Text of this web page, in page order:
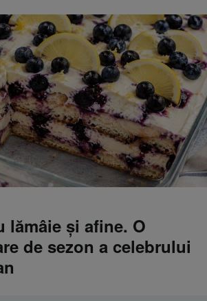
lămâie și afine. O
de sezon a celebrului